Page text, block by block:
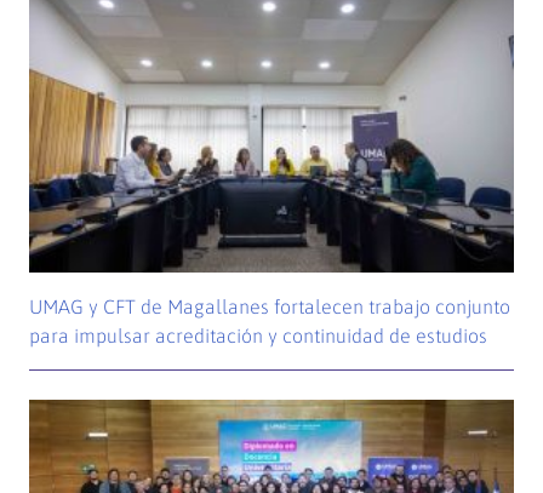
UMAG y CFT de Magallanes fortalecen trabajo conjunto
para impulsar acreditación y continuidad de estudios